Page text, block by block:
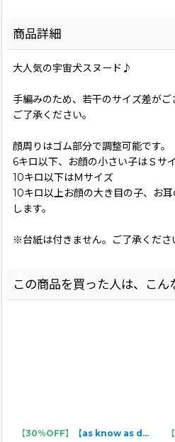
商品詳細
大人気の宇宙犬スヌード♪
手編みのため、若干のサイズ差がご
ご了承ください。
顔周りはゴム部分で調整可能です。
6キロ以下、お顔の小さい子はＳサ
10キロ以下はＭサイズ
10キロ以上お顔の大き目の子、お
します。
※台紙は付きません。ご了承くださ
この商品を買った人は、こん
【30％OFF】
【as know as de wan】ＮフォーチュンボアPO お着替えシリーズ